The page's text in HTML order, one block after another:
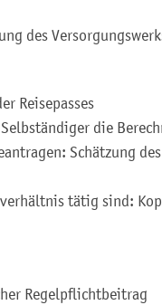
des
Reisepasses
die
Schätzung
tätig sind:
Regelpflichtbeitrag